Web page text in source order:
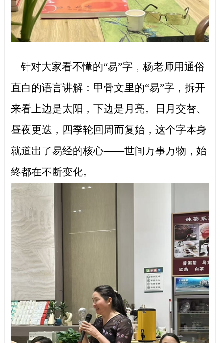
针对大家看不懂的“易”字，杨老师用通俗
直白的语言讲解：甲骨文里的“易”字，拆开
来看上边是太阳，下边是月亮。日月交替、
昼夜更迭，四季轮回周而复始，这个字本身
就道出了易经的核心——世间万事万物，始
终都在不断变化。